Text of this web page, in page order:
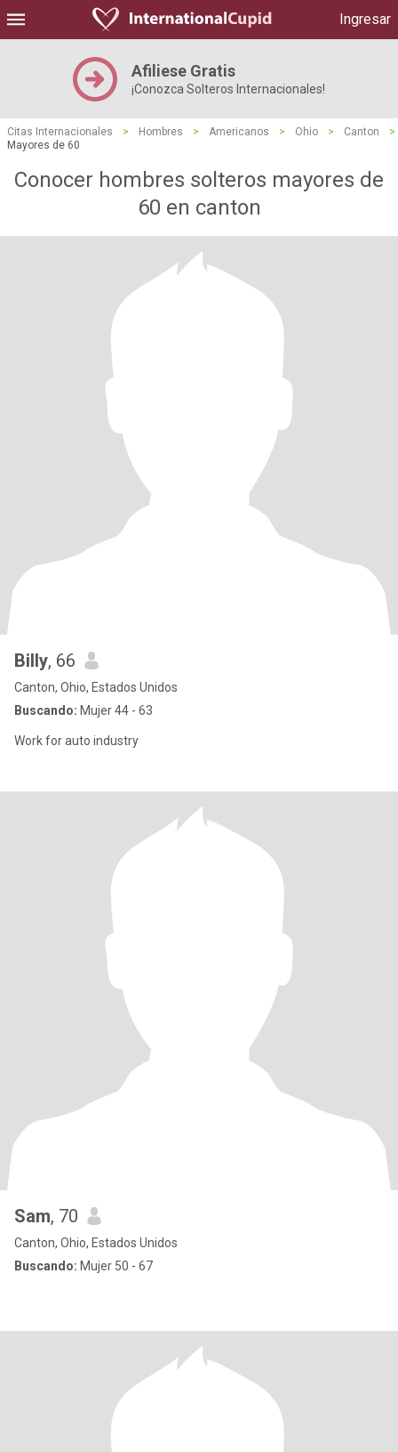
Ingresar
Afiliese Gratis
¡Conozca Solteros Internacionales!
Citas Internacionales > Hombres > Americanos > Ohio > Canton
>
Mayores de 60
Conocer hombres solteros mayores de
60 en canton
Billy, 66
Canton, Ohio, Estados Unidos
Buscando: Mujer 44 - 63
Work for auto industry
Sam, 70
Canton, Ohio, Estados Unidos
Buscando: Mujer 50 - 67